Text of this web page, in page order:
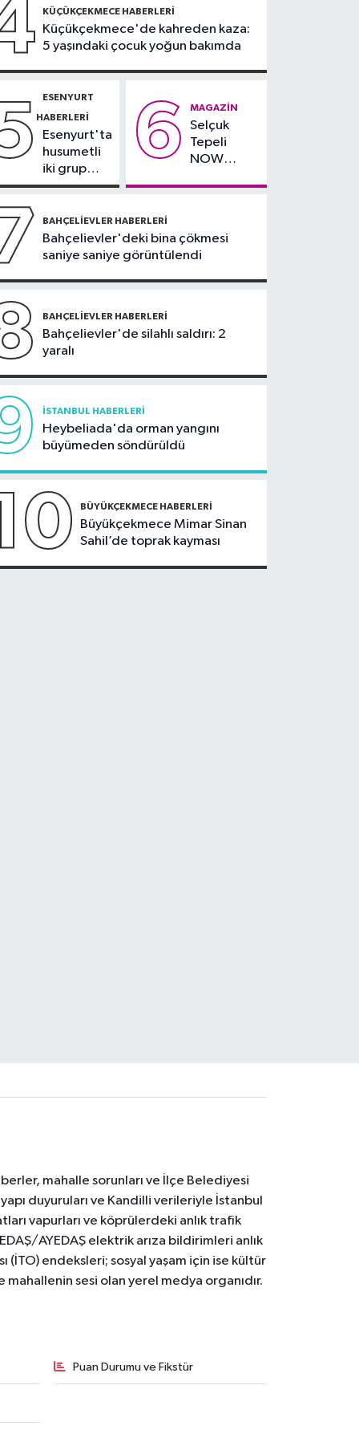
21:17"Karaciğerim
yağlı" demeyin,
önlemini alın
KÜÇÜKÇEKMECE HABERLERI
Küçükçekmece'de kahreden kaza:
5 yaşındaki çocuk yoğun bakımda
ESENYURT
HABERLERI
Esenyurt'ta
husumetli
iki grup
arasında
kavga
6 MAGAZIN
Selçuk
Tepeli
NOW
BAHÇELIEVLER HABERLERI
Bahçelievler'deki bina çökmesi
saniye saniye görüntülendi
BAHÇELIEVLER HABERLERI
Bahçelievler'de silahlı saldırı: 2
yaralı
İSTANBUL HABERLERI
Heybeliada'da orman yangını
büyümeden söndürüldü
BÜYÜKÇEKMECE HABERLERI
Büyükçekmece Mimar Sinan
Sahil’de toprak kayması
mahalle sorunları ve İlçe Belediyesi
duyuruları ve Kandilli verileriyle İstanbul
vapurları ve köprülerdeki anlık trafik
AYEDAŞ elektrik arıza bildirimleri anlık
(İTO) endeksleri; sosyal yaşam için ise kültür
sesi olan yerel medya organıdır.
Puan Durumu ve Fikstür